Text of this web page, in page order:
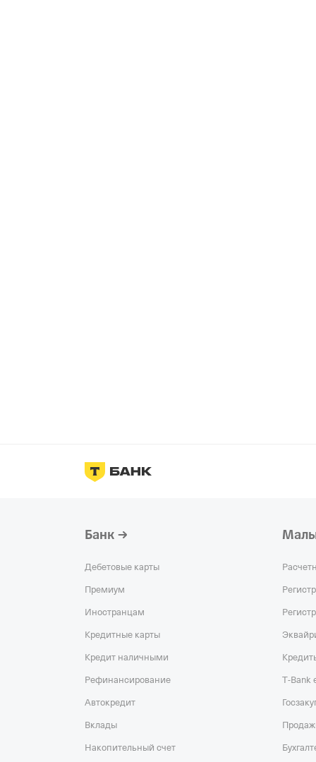
Банк
Дебетовые карты
Премиум
Иностранцам
Кредитные карты
Кредит наличными
Рефинансирование
Автокредит
Вклады
Накопительный счет
T‑Bank